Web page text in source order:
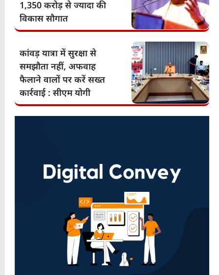
1,350 करोड़ से ज्यादा की
विकास सौगात
कांवड़ यात्रा में सुरक्षा से
समझौता नहीं, अफवाह
फैलाने वालों पर करें सख्त
कार्रवाई : सीएम योगी